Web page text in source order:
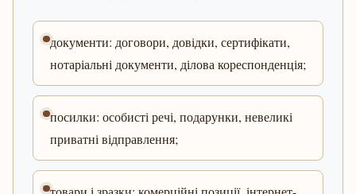
документи: договори, довідки, сертифікати,
нотаріальні документи, ділова кореспонденція;
посилки: особисті речі, подарунки, невеликі
приватні відправлення;